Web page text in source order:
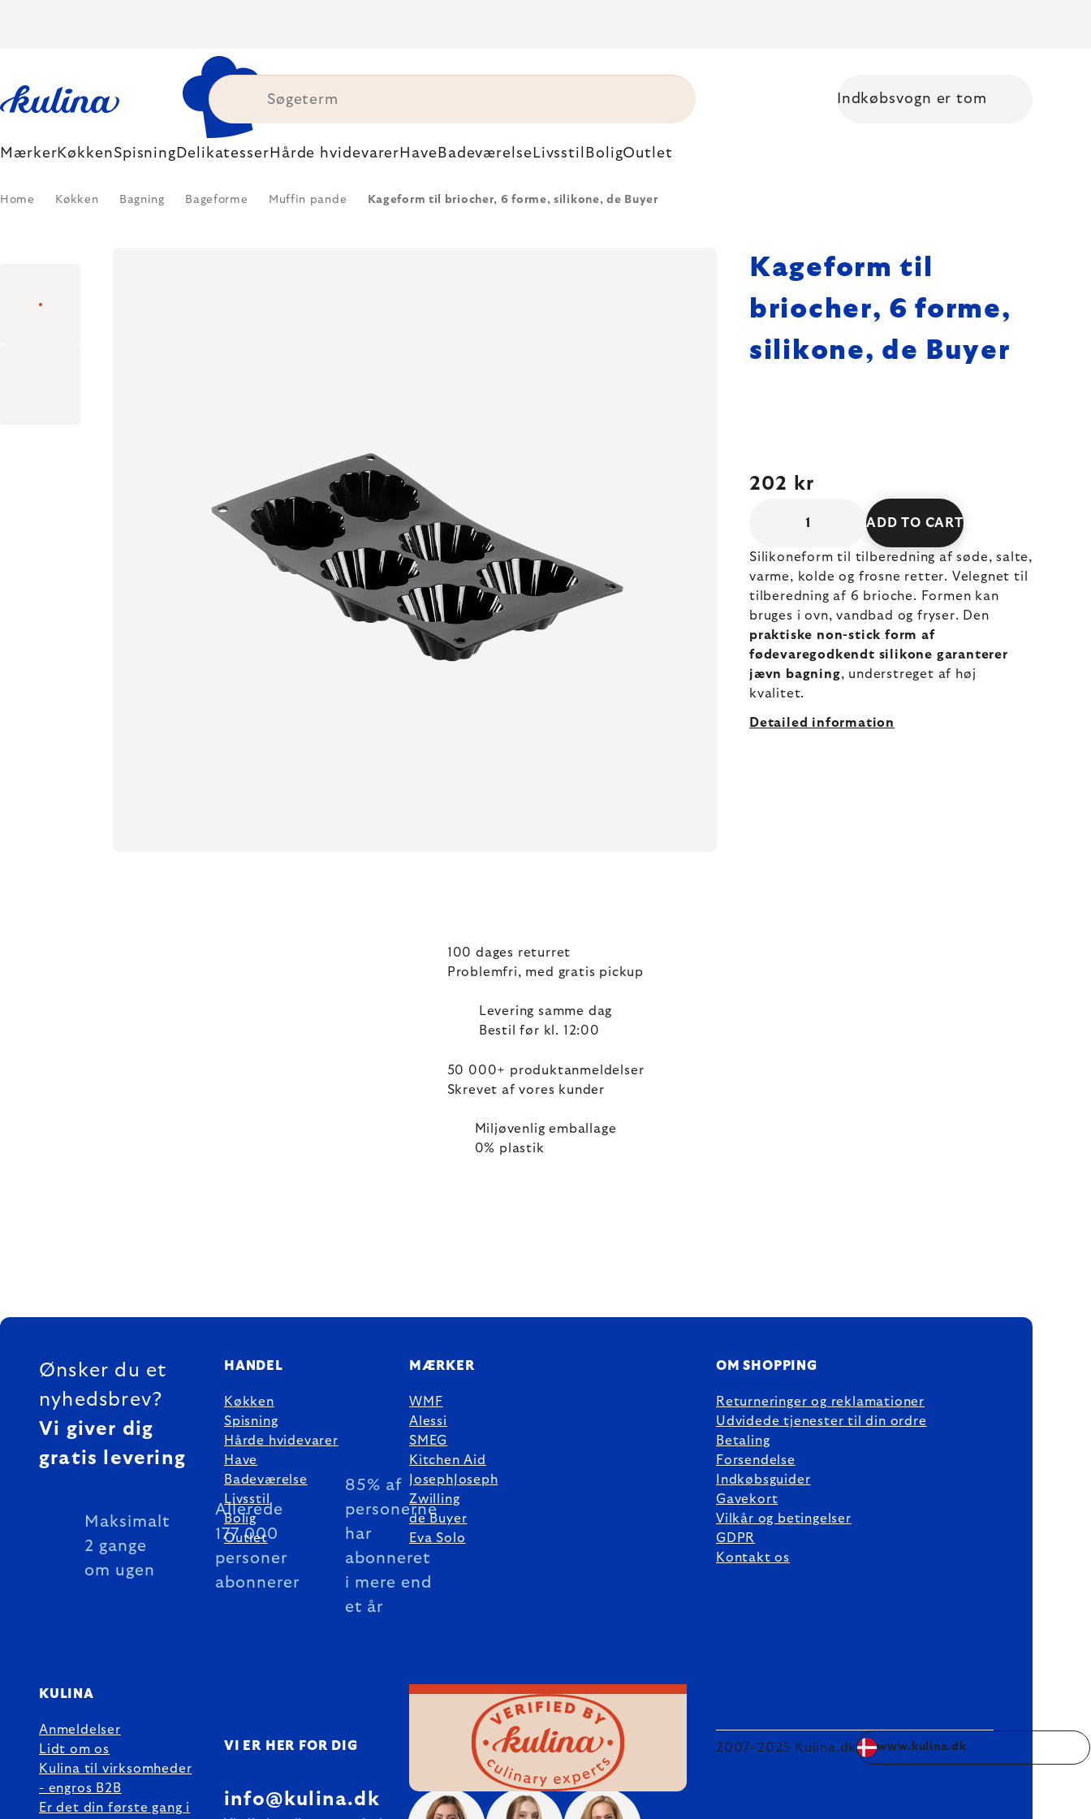
Shopping cart
Indkøbsvogn er tom
MærkerKøkkenSpisning Delikatesser Hårde hvidevarer Have Badeværelse Livsstil BoligOutlet
Home Køkken Bagning Bageforme Muffin pande Kageform til briocher, 6 forme, silikone, de Buyer
Kageform til
briocher, 6 forme,
silikone, de Buyer
202 kr
ADD TO CART
Silikoneform til tilberedning af søde, salte,
varme, kolde og frosne retter. Velegnet til
tilberedning af 6 brioche. Formen kan
bruges i ovn, vandbad og fryser. Den
praktiske non-stick form af
fødevaregodkendt silikone garanterer
jævn bagning, understreget af høj
kvalitet.
Detailed information
100 dages returret
Problemfri, med gratis pickup
Levering samme dag
Bestil før kl. 12:00
50 000+ produktanmeldelser
Skrevet af vores kunder
Miljøvenlig emballage
0% plastik
FOOTER
Ønsker du et
nyhedsbrev?
Vi giver dig
gratis levering
Maksimalt
2 gange
om ugen
Allerede
177 000
personer
abonnerer
85% af
personerne
har
abonneret
i mere end
et år
HANDEL
Køkken
Spisning
Hårde hvidevarer
Have
Badeværelse
Livsstil
Bolig
Outlet
MÆRKER
WMF
Alessi
SMEG
Kitchen Aid
JosephJoseph
Zwilling
de Buyer
Eva Solo
OM SHOPPING
Returneringer og reklamationer
Udvidede tjenester til din ordre
Betaling
Forsendelse
Indkøbsguider
Gavekort
Vilkår og betingelser
GDPR
Kontakt os
KULINA
Anmeldelser
Lidt om os
Kulina til virksomheder
- engros B2B
Er det din første gang i
VI ER HER FOR DIG
info@kulina.dk
2007–2025 Kulina.dk www.kulina.dk